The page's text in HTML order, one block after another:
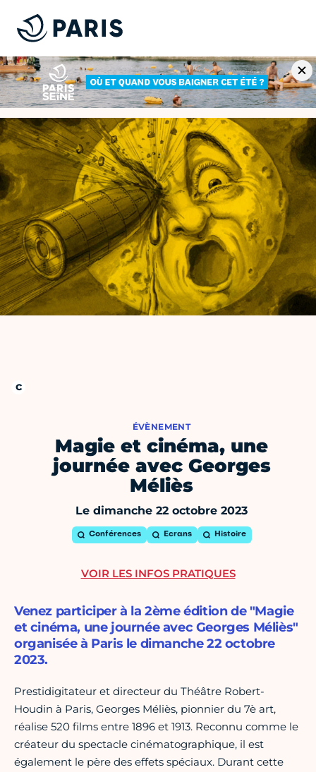
ÉVÈNEMENT
Magie et cinéma, une
journée avec Georges
Méliès
Le dimanche 22 octobre 2023
Conférences Ecrans Histoire
Venez participer à la 2ème édition de "Magie
et cinéma, une journée avec Georges Méliès"
organisée à Paris le dimanche 22 octobre
2023.
Prestidigitateur et directeur du Théâtre Robert-
Houdin à Paris, Georges Méliès, pionnier du 7è art,
réalise 520 films entre 1896 et 1913. Reconnu comme le
créateur du spectacle cinématographique, il est
également le père des effets spéciaux. Durant cette
VOIR LES INFOS PRATIQUES